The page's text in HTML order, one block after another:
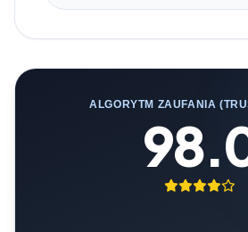
ALGORYTM ZAUFANIA